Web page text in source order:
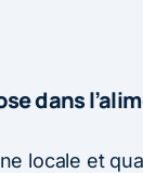
dans
locale et